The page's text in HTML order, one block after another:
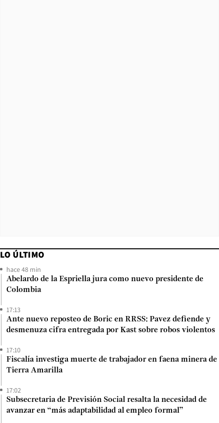
LO ÚLTIMO
hace 48 min
Abelardo de la Espriella jura como nuevo presidente de
Colombia
17:13
Ante nuevo reposteo de Boric en RRSS: Pavez defiende y
desmenuza cifra entregada por Kast sobre robos violentos
17:10
Fiscalía investiga muerte de trabajador en faena minera de
Tierra Amarilla
17:02
Subsecretaria de Previsión Social resalta la necesidad de
avanzar en “más adaptabilidad al empleo formal”